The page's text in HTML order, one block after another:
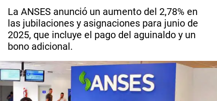
La ANSES anunció un aumento del 2,78% en
las jubilaciones y asignaciones para junio de
2025, que incluye el pago del aguinaldo y un
bono adicional.